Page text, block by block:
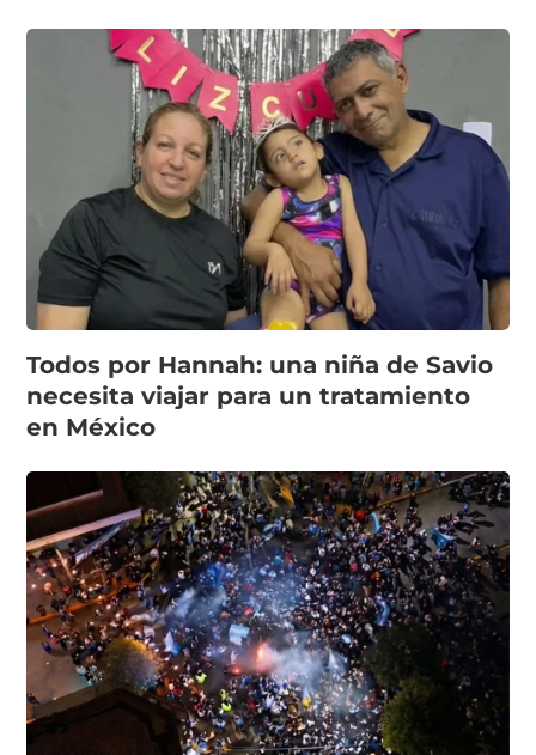
Todos por Hannah: una niña de Savio
necesita viajar para un tratamiento
en México